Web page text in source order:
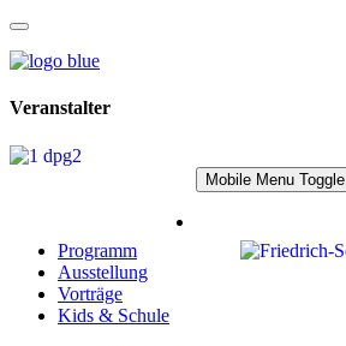
Veranstalter
Mobile Menu Toggle
Programm
Ausstellung
Vorträge
Kids & Schule